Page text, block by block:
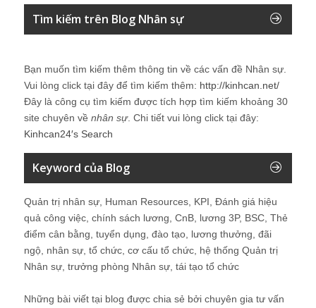
Tìm kiếm trên Blog Nhân sự
Bạn muốn tìm kiếm thêm thông tin về các vấn đề Nhân sự
Vui lòng click tại đây để tìm kiếm thêm: http://kinhcan.net/
Đây là công cụ tìm kiếm được tích hợp tìm kiếm khoảng 30
site chuyên về nhân sự. Chi tiết vui lòng click tại đây:
Kinhcan24′s Search
Keyword của Blog
Quản trị nhân sự, Human Resources, KPI, Đánh giá hiệu
quả công việc, chính sách lương, CnB, lương 3P, BSC, Thẻ
điểm cân bằng, tuyển dụng, đào tạo, lương thưởng, đãi
ngộ, nhân sự, tổ chức, cơ cấu tổ chức, hệ thống Quản trị
Nhân sự, trưởng phòng Nhân sự, tái tạo tổ chức
Những bài viết tại blog được chia sẻ bởi chuyên gia tư vấn